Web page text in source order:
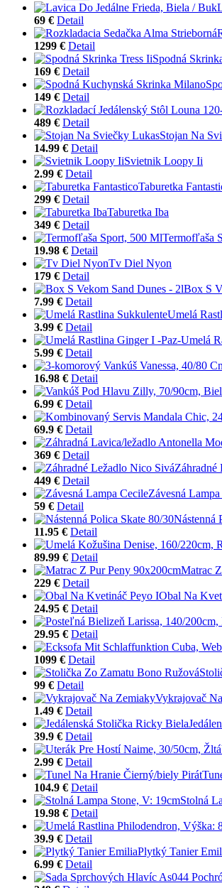
69 € Detail
1299 € Detail
Spodná
169 € Detail
149 € Detail
489 € Detail
Stojan Na
14.99 € Detail
Svietnik Loopy Ii
2.99 € Detail
Taburetka
299 € Detail
Taburetka Iba
349 € Detail
Termofľaša
19.98 € Detail
Tv Diel Nyon
179 € Detail
Box S
7.99 € Detail
Umelá
3.99 € Detail
Umelá
5.99 € Detail
16.98 € Detail
6.99 € Detail
69.9 € Detail
369 € Detail
Záhradné
449 € Detail
Závesná
59 € Detail
Nástenná
11.95 € Detail
89.99 € Detail
Matrac
229 € Detail
Obal Na
24.95 € Detail
29.95 € Detail
1099 € Detail
99 € Detail
Vykrajovač
1.49 € Detail
39.9 € Detail
2.99 € Detail
104.9 € Detail
Stolná
19.98 € Detail
39.9 € Detail
Plytký Tanier
6.99 € Detail